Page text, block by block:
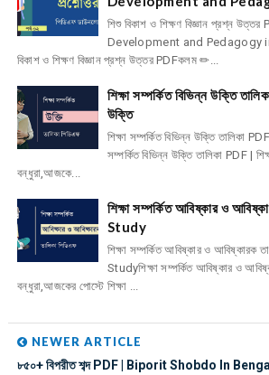
শিশু বিকাশ ও শিক্ষণ বিজ্ঞান প্রশ্ন
Development and Pedagogy
বিকাশ ও শিক্ষণ বিজ্ঞান প্রশ্ন উত্তর PDFকলম ✏...
শিক্ষা সম্পর্কিত বিভিন্ন উক্তি
উক্তি
শিক্ষা সম্পর্কিত বিভিন্ন উক্তি তালিকা
সম্পর্কিত বিভিন্ন উক্তি তালিকা PDF |
বন্ধুরা,আজকে...
শিক্ষা সম্পর্কিত আবিষ্কার ও
Study
শিক্ষা সম্পর্কিত আবিষ্কার ও আবিষ্কারক
Studyশিক্ষা সম্পর্কিত আবিষ্কার ও
বন্ধুরা,আজকের পোস্টে শিক্ষা ...
NEWER ARTICLE
৮৫০+ বিপরীত শব্দ PDF | Biporit Shobdo In